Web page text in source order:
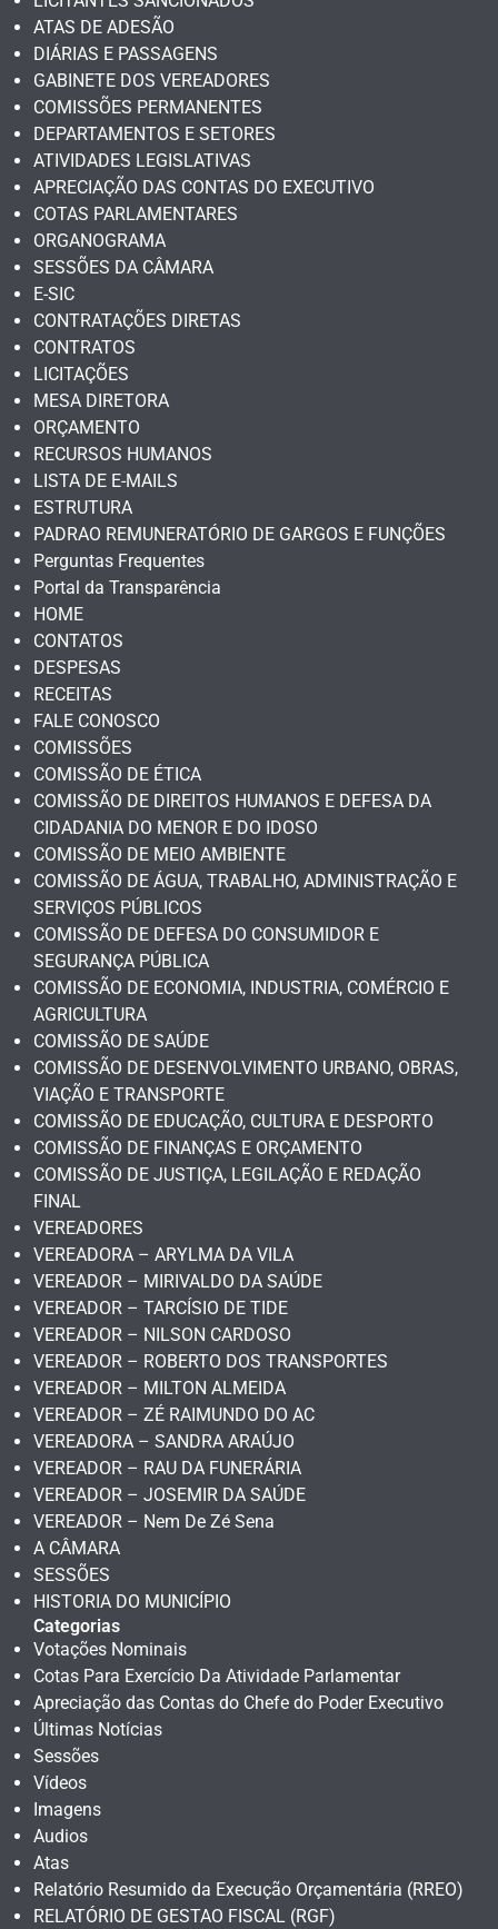
ATAS DE ADESÃO
DIÁRIAS E PASSAGENS
GABINETE DOS VEREADORES
COMISSÕES PERMANENTES
DEPARTAMENTOS E SETORES
ATIVIDADES LEGISLATIVAS
APRECIAÇÃO DAS CONTAS DO EXECUTIVO
COTAS PARLAMENTARES
ORGANOGRAMA
SESSÕES DA CÂMARA
E-SIC
CONTRATAÇÕES DIRETAS
CONTRATOS
LICITAÇÕES
MESA DIRETORA
ORÇAMENTO
RECURSOS HUMANOS
LISTA DE E-MAILS
ESTRUTURA
PADRAO REMUNERATÓRIO DE GARGOS E FUNÇÕES
Perguntas Frequentes
Portal da Transparência
HOME
CONTATOS
DESPESAS
RECEITAS
FALE CONOSCO
COMISSÕES
COMISSÃO DE ÉTICA
COMISSÃO DE DIREITOS HUMANOS E DEFESA DA
CIDADANIA DO MENOR E DO IDOSO
COMISSÃO DE MEIO AMBIENTE
COMISSÃO DE ÁGUA, TRABALHO, ADMINISTRAÇÃO E
SERVIÇOS PÚBLICOS
COMISSÃO DE DEFESA DO CONSUMIDOR E
SEGURANÇA PÚBLICA
COMISSÃO DE ECONOMIA, INDUSTRIA, COMÉRCIO E
AGRICULTURA
COMISSÃO DE SAÚDE
COMISSÃO DE DESENVOLVIMENTO URBANO, OBRAS,
VIAÇÃO E TRANSPORTE
COMISSÃO DE EDUCAÇÃO, CULTURA E DESPORTO
COMISSÃO DE FINANÇAS E ORÇAMENTO
COMISSÃO DE JUSTIÇA, LEGILAÇÃO E REDAÇÃO
FINAL
VEREADORES
VEREADORA – ARYLMA DA VILA
VEREADOR – MIRIVALDO DA SAÚDE
VEREADOR – TARCÍSIO DE TIDE
VEREADOR – NILSON CARDOSO
VEREADOR – ROBERTO DOS TRANSPORTES
VEREADOR – MILTON ALMEIDA
VEREADOR – ZÉ RAIMUNDO DO AC
VEREADORA – SANDRA ARAÚJO
VEREADOR – RAU DA FUNERÁRIA
VEREADOR – JOSEMIR DA SAÚDE
VEREADOR – Nem De Zé Sena
A CÂMARA
SESSÕES
HISTORIA DO MUNICÍPIO
Categorias
Votações Nominais
Cotas Para Exercício Da Atividade Parlamentar
Apreciação das Contas do Chefe do Poder Executivo
Últimas Notícias
Sessões
Vídeos
Imagens
Audios
Atas
Relatório Resumido da Execução Orçamentária (RREO)
RELATÓRIO DE GESTAO FISCAL (RGF)